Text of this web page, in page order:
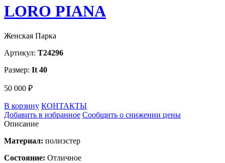
LORO PIANA
Женская Парка
Артикул: T24296
Размер: It 40
50 000 ₽
В корзину КОНТАКТЫ
Добавить в избранное Сообщить о снижении цены
Описание
Материал: полиэстер
Состояние: Отличное